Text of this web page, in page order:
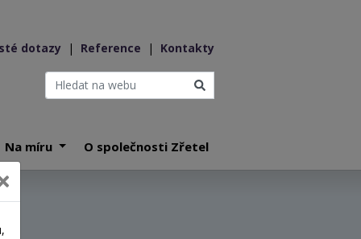
dotazy | Reference | Kontakty
Na míru O společnosti Zřetel